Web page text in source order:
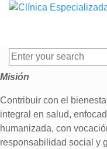
Misión
Contribuir con el
integral en salud,
humanizada, con
responsabilidad social y